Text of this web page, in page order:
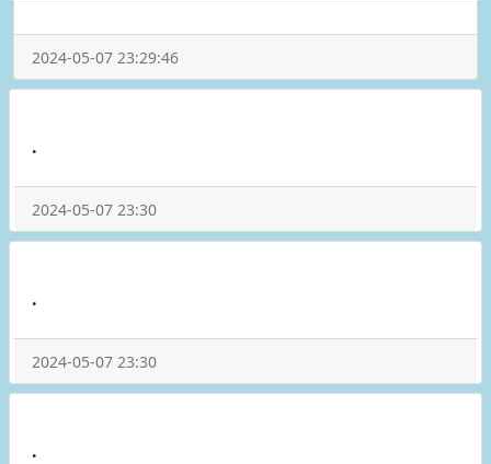
2024-05-07 23:29:46
.
2024-05-07 23:30
.
2024-05-07 23:30
.